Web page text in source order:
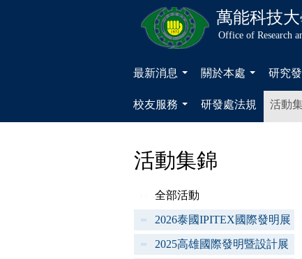
萬能科技
Office of Research
最新消息 關於本處 研究
校友服務
研發處法規 活動
活動集錦
全部活動
2026泰國IPITEX國際發明展
2025高雄國際發明暨設計展